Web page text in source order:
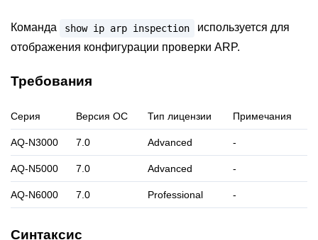
Команда show ip arp inspection
используется для
отображения конфигурации проверки ARP.
Требования
Серия Версия ОС Тип лицензии Примечания
AQ-N3000 7.0 Advanced -
AQ-N5000 7.0 Advanced -
AQ-N6000 7.0 Professional -
Синтаксис